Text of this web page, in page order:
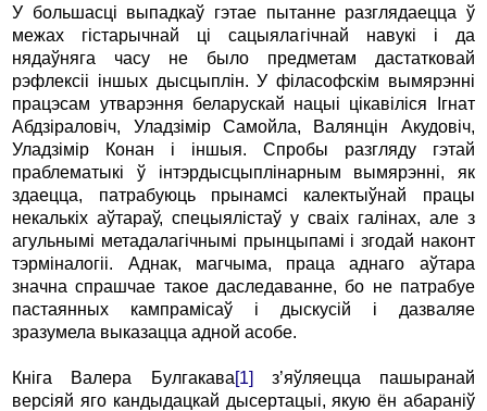
У большасці выпадкаў гэтае пытанне разглядаецца ў
межах гістарычнай ці сацыялагічнай навукі і да
нядаўняга часу не было предметам дастатковай
рэфлексіі іншых дысцыплін. У філасофскім вымярэнні
працэсам утварэння беларускай нацыі цікавіліся Ігнат
Абдзіраловіч, Уладзімір Самойла, Валянцін Акудовіч,
Уладзімір Конан i іншыя. Спробы разгляду гэтай
праблематыкі ў інтэрдысцыплінарным вымярэнні, як
здаецца, патрабуюць прынамсі калектыўнай працы
некалькіх аўтараў, спецыялістаў у сваіх галінах, але з
агульнымі метадалагічнымі прынцыпамі i згодай наконт
тэрміналогіі. Аднак, магчыма, праца аднаго аўтара
значна спрашчае та­кое даследаванне, бо не патрабуе
пастаянных кампрамісаў i дыскусій i дазваляе
зразумела выказацца адной асобе.
Кніга Валера Булгакава[1] з’яўляецца пашыранай
версіяй яго кандыдацкай дысертацыі, якую ён абараніў